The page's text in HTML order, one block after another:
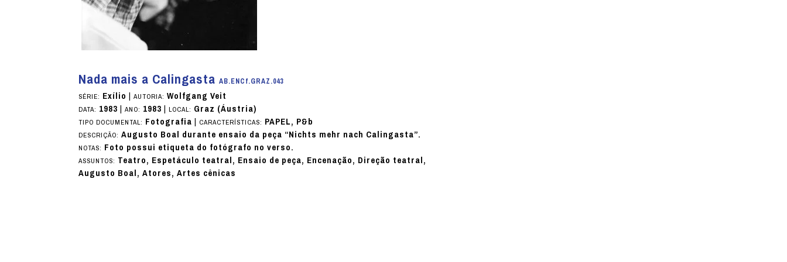
Nada mais a CalingastaAB.ENCf.GRAZ.043
SÉRIE: Exílio |AUTORIA:Wolfgang Veit
DATA: 1983|ANO: 1983|LOCAL: Graz (Áustria)
TIPO DOCUMENTAL: Fotografia| CARACTERÍSTICAS: PAPEL, P&b
DESCRIÇÃO:Augusto Boal durante ensaio da peça “Nichts mehr nach Calingasta”.
NOTAS: Foto possui etiqueta do fotógrafo no verso.
ASSUNTOS: Teatro, Espetáculo teatral, Ensaio de peça, Encenação, Direção teatral,
Augusto Boal, Atores, Artes cênicas